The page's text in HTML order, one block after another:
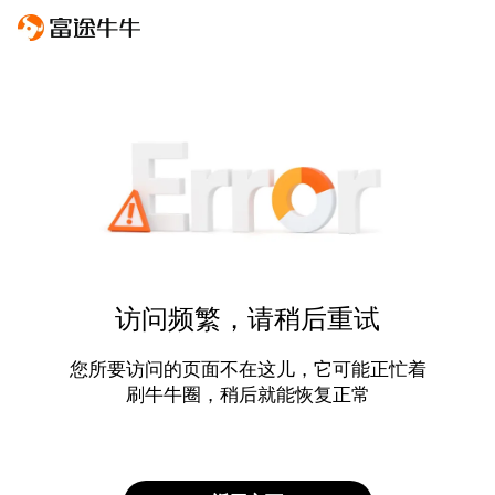
访问频繁，请稍后重试
您所要访问的页面不在这儿，它可能正忙着
刷牛牛圈，稍后就能恢复正常